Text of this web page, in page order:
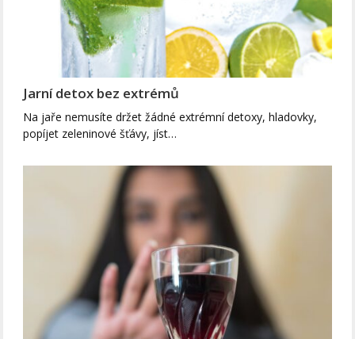
Jarní detox bez extrémů
Na jaře nemusíte držet žádné extrémní detoxy, hladovky,
popíjet zeleninové šťávy, jíst…